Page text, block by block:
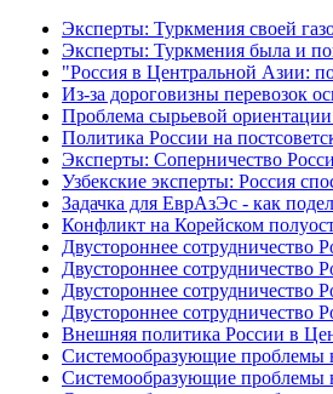
Эксперты: Туркмения своей
Эксперты: Туркмения была и
"Россия в Центральной Азии:
Из-за дороговизны перевозок
Проблема сырьевой
Политика России на
Эксперты: Соперничество
Узбекские эксперты: Россия
Задачка для ЕврАзЭс - как
Конфликт на Корейском
Двустороннее сотрудничество
Двустороннее сотрудничество
Двустороннее сотрудничество
Двустороннее сотрудничество
Внешняя политика России в
Системообразующие проблемы
Системообразующие проблемы